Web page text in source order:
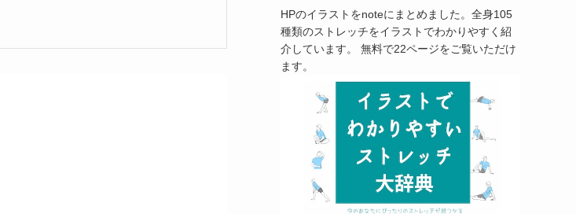
HPのイラストをnoteにまとめました。全身105
種類のストレッチをイラストでわかりやすく紹
介しています。 無料で22ページをご覧いただけ
ます。